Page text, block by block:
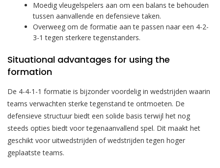
Moedig vleugelspelers aan om een balans te behouden
tussen aanvallende en defensieve taken.
Overweeg om de formatie aan te passen naar een 4-2-
3-1 tegen sterkere tegenstanders.
Situational advantages for using the
formation
De 4-4-1-1 formatie is bijzonder voordelig in wedstrijden waarin
teams verwachten sterke tegenstand te ontmoeten. De
defensieve structuur biedt een solide basis terwijl het nog
steeds opties biedt voor tegenaanvallend spel. Dit maakt het
geschikt voor uitwedstrijden of wedstrijden tegen hoger
geplaatste teams.